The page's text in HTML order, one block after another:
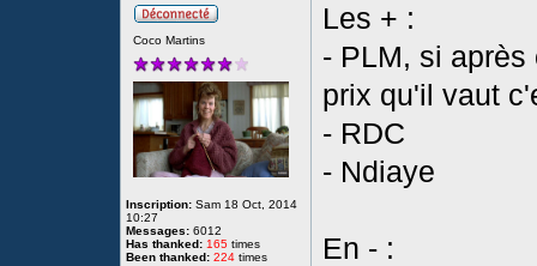
Coco Martins
Inscription: Sam 18 Oct, 2014
10:27
Messages: 6012
Has thanked: 165 times
Been thanked: 224 times
Les + :
- PLM, si
prix qu'il vaut
- RDC
- Ndiaye
En - :